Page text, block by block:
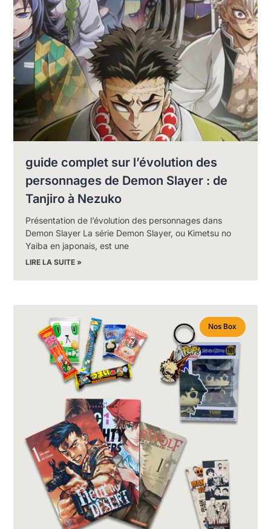
guide complet sur l’évolution des
personnages de Demon Slayer : de
Tanjiro à Nezuko
Présentation de l’évolution des personnages dans
Demon Slayer La série Demon Slayer, ou Kimetsu no
Yaiba en japonais, est une
LIRE LA SUITE »
Nos Box